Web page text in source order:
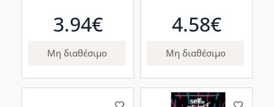
3.94€
Μη διαθέσιμο
4.58€
Μη διαθέσιμο